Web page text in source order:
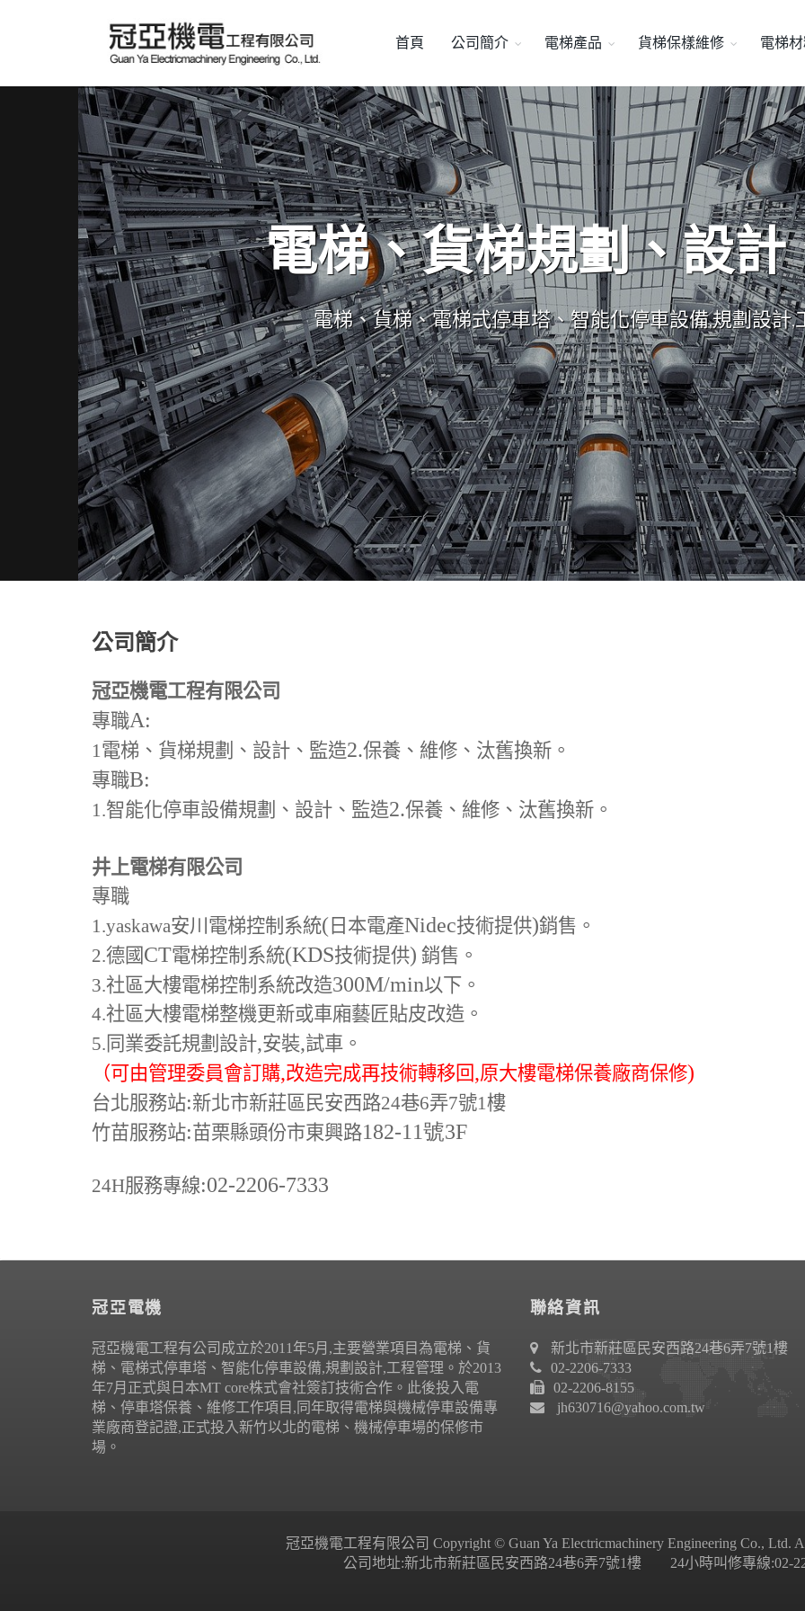
首頁 公司簡介 電梯產品 貨梯保樣維修 電梯
電梯、貨梯規劃、設計
電梯、貨梯、電梯式停車塔、智能化停車設備,規劃設計,
公司簡介
冠亞機電工程有限公司
專職A:
1電梯、貨梯規劃、設計、監造2.保養、維修、汰舊換新。
專職B:
1.智能化停車設備規劃、設計、監造2.保養、維修、汰舊換新。
井上電梯有限公司
專職
1.yaskawa安川電梯控制系統( 日本電產Nidec技術提供)銷售。
2.德國 CT電梯控制系統(KDS技術提供) 銷售。
3.社區大樓電梯控制系統改造300M/min以下。
4.社區大樓電梯整機更新或車廂藝匠貼皮改造。
5. 同業委託規劃設計,安裝,試車。
（可由管理委員會訂購,改造完成再技術轉移回,原大樓電梯保養廠商保修)
台北服務站:新北市新莊區民安西路24巷6弄7號1樓
竹苗服務站:苗栗縣頭份市東興路182-11號3F
24H服務專線:02-2206-7333
冠亞電機
冠亞機電工程有公司成立於2011年5月,主要營業項目為電梯、貨
梯、電梯式停車塔、智能化停車設備,規劃設計,工程管理。於2013
年7月正式與日本MT core株式會社簽訂技術合作。此後投入電
梯、停車塔保養、維修工作項目,同年取得電梯與機械停車設備專
業廠商登記證,正式投入新竹以北的電梯、機械停車場的保修市
場。
聯絡資訊
新北市新莊區民安西路24巷6弄7號1樓
02-2206-7333
02-2206-8155
jh630716@yahoo.com.tw
冠亞機電工程有限公司 Copyright © Guan Ya Electricmachinery Engineering Co., Ltd.
公司地址:新北市新莊區民安西路24巷6弄7號1樓 24小時叫修專線:02-